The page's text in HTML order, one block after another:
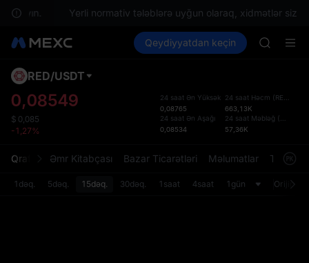
Yerli normativ tələblərə uyğun olaraq, xidmətlər sizin
Bazarlar Spot Futures PLTR
Qeydiyyatdan keçin
BLESS
CYS
HEI
CYS
RED/USDT
0,08549
$ 0,085
-1,27%
24 saat Ən Yüksək
0,08765
24 saat Ən Aşağı
0,08534
24 saat Həcm (RED
663,13K
24 saat Məbləğ (
57,36K
Qrafik Əmr Kitabçası Bazar Ticarətləri Məlumatlar
1dəq. 5dəq. 15dəq. 30dəq. 1saat 4saat 1gün Orijinal